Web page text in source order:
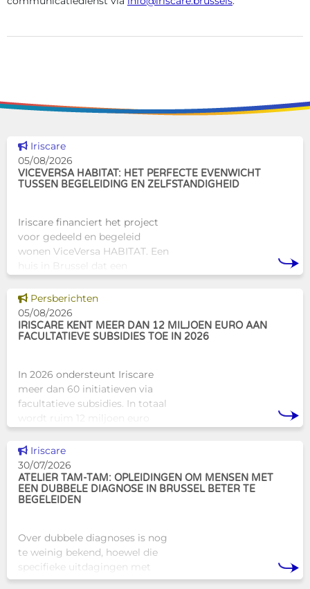
Dit nieuws tonen
Iriscare
05/08/2026
VICEVERSA HABITAT: HET PERFECTE EVENWICHT
TUSSEN BEGELEIDING EN ZELFSTANDIGHEID
Iriscare financiert het project
voor gedeeld en begeleid
wonen ViceVersa HABITAT. Een
huis in Brussel dat een
alternatief biedt voor de
traditionele
huisvestingsstructuren v
Dit nieuws tonen
Persberichten
05/08/2026
IRISCARE KENT MEER DAN 12 MILJOEN EURO AAN
FACULTATIEVE SUBSIDIES TOE IN 2026
In 2026 ondersteunt Iriscare
meer dan 60 initiatieven via
facultatieve subsidies. In totaal
wordt ruim 12 miljoen euro
Brusselse actoren die actief
zijn op het vlak van gezondhe
Dit nieuws tonen
Iriscare
30/07/2026
ATELIER TAM-TAM: OPLEIDINGEN OM MENSEN MET
EEN DUBBELE DIAGNOSE IN BRUSSEL BETER TE
BEGELEIDEN
Over dubbele diagnoses is nog
te weinig bekend, hoewel die
specifieke uitdagingen met
zich meebrengen voor zowel